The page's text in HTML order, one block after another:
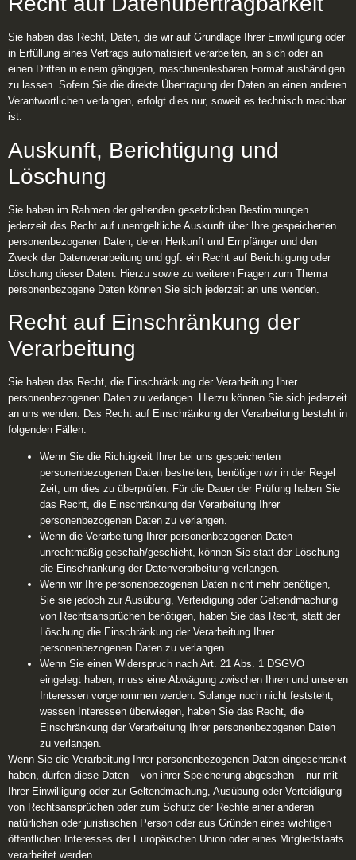
Sie haben das Recht, Daten, die wir auf Grundlage Ihrer Einwilligung oder
in Erfüllung eines Vertrags automatisiert verarbeiten, an sich oder an
einen Dritten in einem gängigen, maschinenlesbaren Format aushändigen
zu lassen. Sofern Sie die direkte Übertragung der Daten an einen anderen
Verantwortlichen verlangen, erfolgt dies nur, soweit es technisch machbar
ist.
Auskunft, Berichtigung und
Löschung
Sie haben im Rahmen der geltenden gesetzlichen Bestimmungen
jederzeit das Recht auf unentgeltliche Auskunft über Ihre gespeicherten
personenbezogenen Daten, deren Herkunft und Empfänger und den
Zweck der Datenverarbeitung und ggf. ein Recht auf Berichtigung oder
Löschung dieser Daten. Hierzu sowie zu weiteren Fragen zum Thema
personenbezogene Daten können Sie sich jederzeit an uns wenden.
Recht auf Einschränkung der
Verarbeitung
Sie haben das Recht, die Einschränkung der Verarbeitung Ihrer
personenbezogenen Daten zu verlangen. Hierzu können Sie sich jederzeit
an uns wenden. Das Recht auf Einschränkung der Verarbeitung besteht in
folgenden Fällen:
Wenn Sie die Richtigkeit Ihrer bei uns gespeicherten
personenbezogenen Daten bestreiten, benötigen wir in der Regel
Zeit, um dies zu überprüfen. Für die Dauer der Prüfung haben Sie
das Recht, die Einschränkung der Verarbeitung Ihrer
personenbezogenen Daten zu verlangen.
Wenn die Verarbeitung Ihrer personenbezogenen Daten
unrechtmäßig geschah/geschieht, können Sie statt der Löschung
die Einschränkung der Datenverarbeitung verlangen.
Wenn wir Ihre personenbezogenen Daten nicht mehr benötigen,
Sie sie jedoch zur Ausübung, Verteidigung oder Geltendmachung
von Rechtsansprüchen benötigen, haben Sie das Recht, statt der
Löschung die Einschränkung der Verarbeitung Ihrer
personenbezogenen Daten zu verlangen.
Wenn Sie einen Widerspruch nach Art. 21 Abs. 1 DSGVO
eingelegt haben, muss eine Abwägung zwischen Ihren und unseren
Interessen vorgenommen werden. Solange noch nicht feststeht,
wessen Interessen überwiegen, haben Sie das Recht, die
Einschränkung der Verarbeitung Ihrer personenbezogenen Daten
zu verlangen.
Wenn Sie die Verarbeitung Ihrer personenbezogenen Daten eingeschränkt
haben, dürfen diese Daten – von ihrer Speicherung abgesehen – nur mit
Ihrer Einwilligung oder zur Geltendmachung, Ausübung oder Verteidigung
von Rechtsansprüchen oder zum Schutz der Rechte einer anderen
natürlichen oder juristischen Person oder aus Gründen eines wichtigen
öffentlichen Interesses der Europäischen Union oder eines Mitgliedstaats
verarbeitet werden.